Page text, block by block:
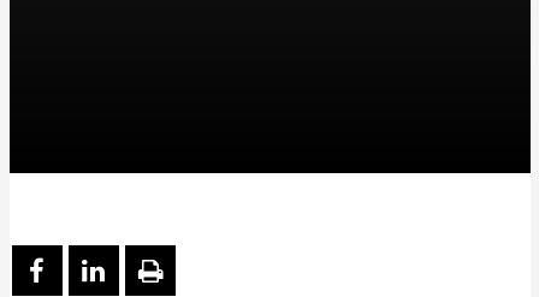
PARTAGER SUR FACEBOOK
PARTAGER SUR LINKEDIN
IMPRIMER